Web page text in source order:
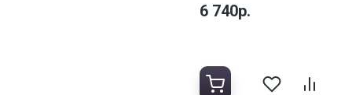
6 740р.